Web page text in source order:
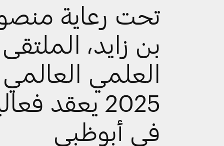
تحت رعاية
بن زايد، الملتقى
العلمي العالمي
2025 يعقد
في أبوظبي